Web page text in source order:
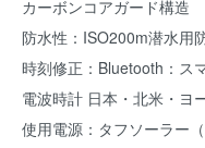
カーボンコアガード構造
防水性：ISO200m潜水用
時刻修正：Bluetooth：ス
電波時計 日本・北米・ヨ
使用電源：タフソーラー